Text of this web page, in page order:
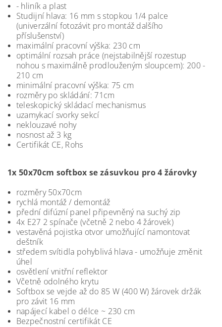
- hliník a plast
Studijní hlava: 16 mm s stopkou 1/4 palce
(univerzální fotozávit pro montáž dalšího
příslušenství)
maximální pracovní výška: 230 cm
optimální rozsah práce (nejstabilnější rozestup
nohou s maximálně prodlouženým sloupcem): 200 -
210 cm
minimální pracovní výška: 75 cm
rozměry po skládání: 71cm
teleskopický skládací mechanismus
uzamykací svorky sekcí
neklouzavé nohy
nosnost až 3 kg
Certifikát CE, Rohs
1x 50x70cm softbox se zásuvkou pro 4 žárovky
rozměry 50x70cm
rychlá montáž / demontáž
přední difúzní panel připevněný na suchý zip
4x E27 2 spínače (včetně 2 nebo 4 žárovek)
vestavěná pojistka otvor umožňující namontovat
deštník
středem svítidla pohyblivá hlava - umožňuje změnit
úhel
osvětlení vnitřní reflektor
Včetně odolného krytu
Softbox se vejde až do 85 W (400 W) žárovek držák
pro závit 16 mm
napájecí kabel o délce ~ 230 cm
Bezpečnostní certifikát CE